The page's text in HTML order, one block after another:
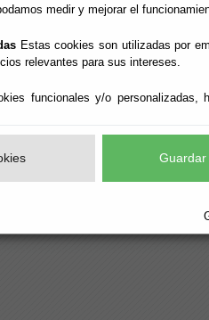
medir y mejorar el
Estas cookies son utilizadas por
relevantes para sus intereses.
funcionales y/o personalizadas,
Guardar